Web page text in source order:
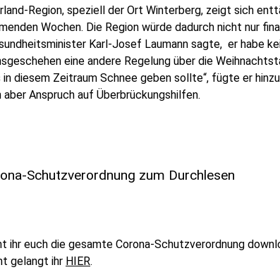
Region, speziell der Ort Winterberg, zeigt sich
Wochen. Die Region würde dadurch nicht nur
Karl-Josef Laumann sagte, er habe
eine andere Regelung über die
in diesem Zeitraum Schnee geben sollte“, fügte er
aber Anspruch auf Überbrückungshilfen.
Schutzverordnung zum Durchlesen
ihr euch die gesamte Corona-Schutzverordnung
gelangt ihr HIER.